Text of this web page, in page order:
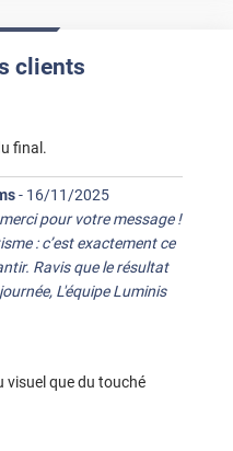
clients
final.
- 16/11/2025
pour votre message !
: c’est exactement ce
Ravis que le résultat
L'équipe Luminis
visuel que du touché